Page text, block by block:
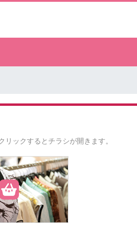
リックするとチラシが開きます。